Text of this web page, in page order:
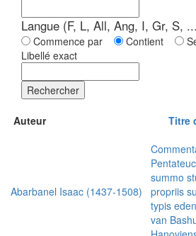
Langue (F, L, All, Ang, I, Gr, S,
Commence par Contient
Libellé exact
Rechercher
Auteur Titre
Abarbanel Isaac (1437-1508)
summo
propriis
typis
van